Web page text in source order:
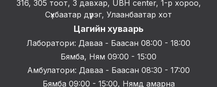
316, 305 тоот, 3 давхар, UBH center, 1-р хороо,
Сүхбаатар дүүрэг, Улаанбаатар хот
Цагийн хуваарь
Лаборатори: Даваа - Баасан 08:00 - 18:00
Бямба, Ням 09:00 - 15:00
Амбулатори: Даваа - Баасан 08:30 - 17:00
Бямба 09:00 - 15:00, Нямд амарна